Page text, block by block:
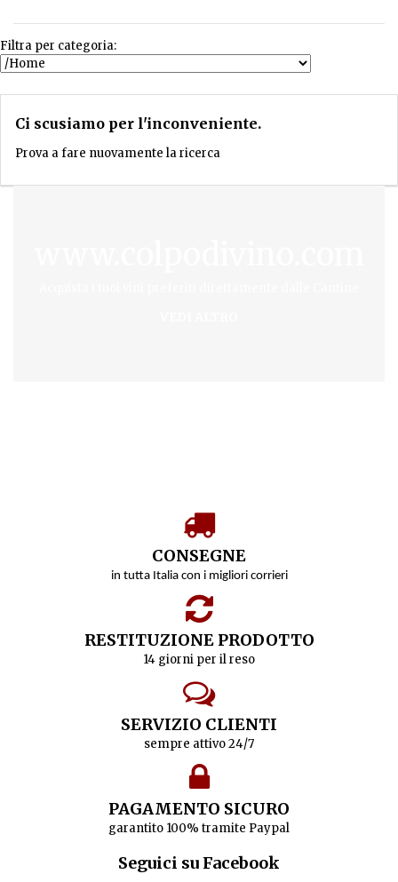
Filtra per categoria:
Ci scusiamo per l'inconveniente.
Prova a fare nuovamente la ricerca
CONSEGNE
in tutta Italia con i migliori corrieri
RESTITUZIONE PRODOTTO
14 giorni per il reso
SERVIZIO CLIENTI
sempre attivo 24/7
PAGAMENTO SICURO
garantito 100% tramite Paypal
Seguici su Facebook